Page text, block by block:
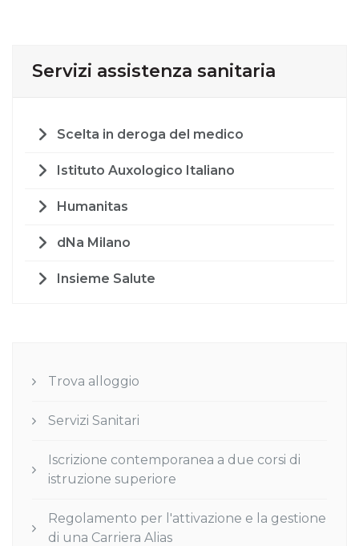
Servizi assistenza sanitaria
Scelta in deroga del medico
Istituto Auxologico Italiano
Humanitas
dNa Milano
Insieme Salute
Trova alloggio
Servizi Sanitari
Iscrizione contemporanea a due corsi di
istruzione superiore
Regolamento per l'attivazione e la gestione
di una Carriera Alias